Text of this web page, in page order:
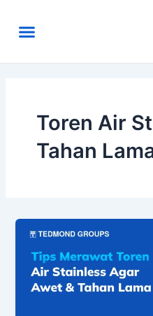
contentMenu
Toren Air
Tahan